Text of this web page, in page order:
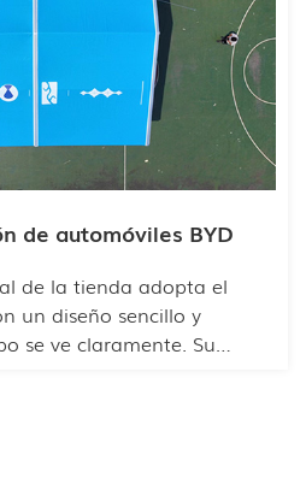
encontrar fácilmente
cada marca pudo
para la distribución
características
con un amplio
capacidad para cientos
de automóviles BYD
de la tienda adopta el
un diseño sencillo y
se ve claramente. Su